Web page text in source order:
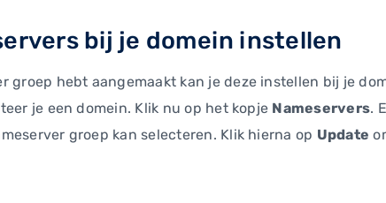
bij je domein instellen
groep hebt aangemaakt kan je deze instellen bij je
je een domein. Klik nu op het kopje Nameservers.
groep kan selecteren. Klik hierna op Update